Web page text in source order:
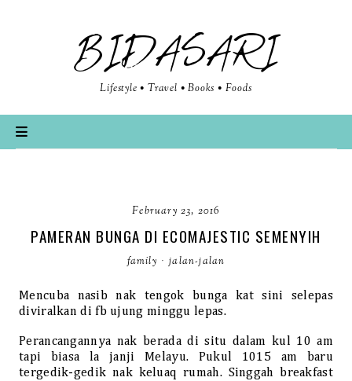
BIDASARI
Lifestyle • Travel • Books • Foods
February 23, 2016
PAMERAN BUNGA DI ECOMAJESTIC SEMENYIH
family · jalan-jalan
Mencuba nasib nak tengok bunga kat sini selepas
diviralkan di fb ujung minggu lepas.
Perancangannya nak berada di situ dalam kul 10 am
tapi biasa la janji Melayu. Pukul 1015 am baru
tergedik-gedik nak keluaq rumah. Singgah breakfast